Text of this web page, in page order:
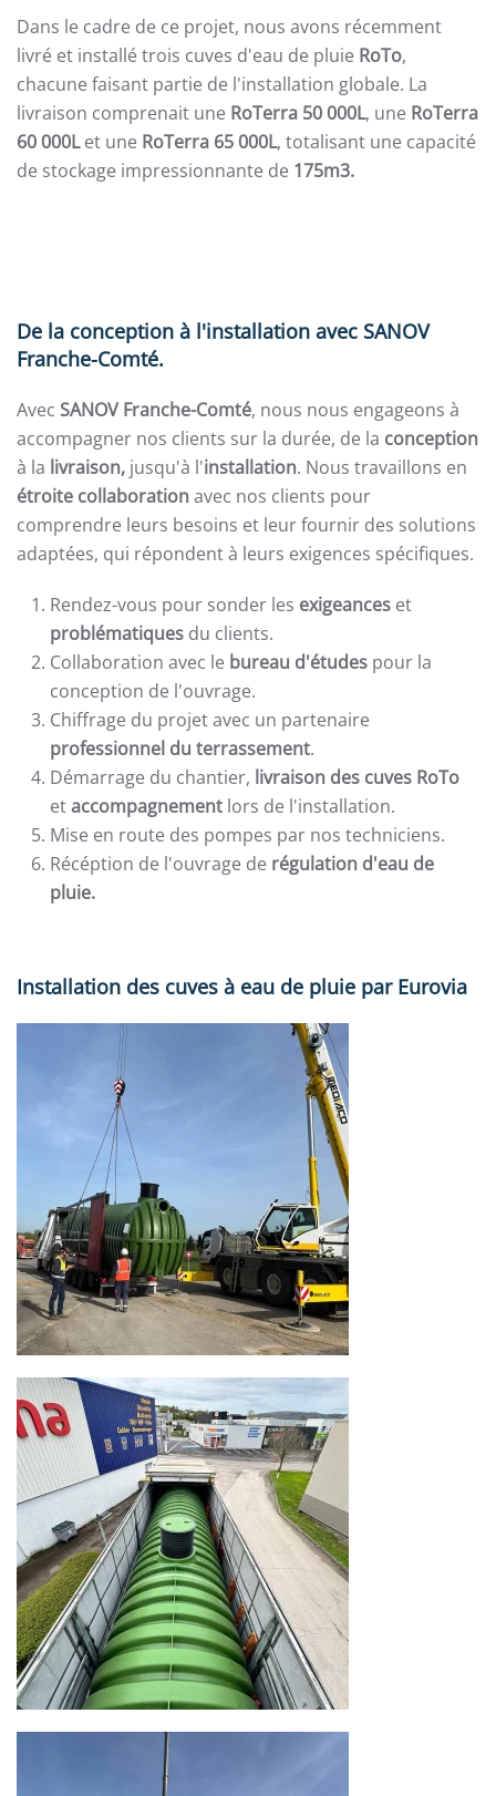
Dans le cadre de ce projet, nous avons récemment
livré et installé trois cuves d'eau de pluie RoTo,
chacune faisant partie de l'installation globale. La
livraison comprenait une RoTerra 50 000L, une RoTerra
60 000Let une RoTerra 65 000L, totalisant une capacité
de stockage impressionnante de 175m3.
De la conception à l'installation avec SANOV
Franche-Comté.
Avec SANOV Franche-Comté, nous nous engageons à
accompagner nos clients sur la durée, de la conception
à la livraison, jusqu'à l'installation. Nous travaillons en
étroite collaborationavec nos clients pour
comprendre leurs besoins et leur fournir des solutions
adaptées, qui répondent à leurs exigences spécifiques.
Rendez-vous pour sonder les exigeances et
problématiques du clients.
Collaboration avec le bureau d'études pour la
conception de l'ouvrage.
Chiffrage du projet avec un partenaire
professionnel du terrassement.
Démarrage du chantier, livraison des cuves RoTo
etaccompagnement lors de l'installation.
Mise en route des pompes par nos techniciens.
Récéption de l'ouvrage de régulation d'eau de
pluie.
Installation des cuves à eau de pluie par Eurovia